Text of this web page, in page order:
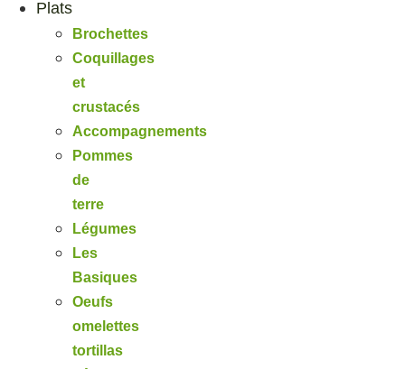
Plats
Brochettes
Coquillages
et
crustacés
Accompagnements
Pommes
de
terre
Légumes
Les
Basiques
Oeufs
omelettes
tortillas